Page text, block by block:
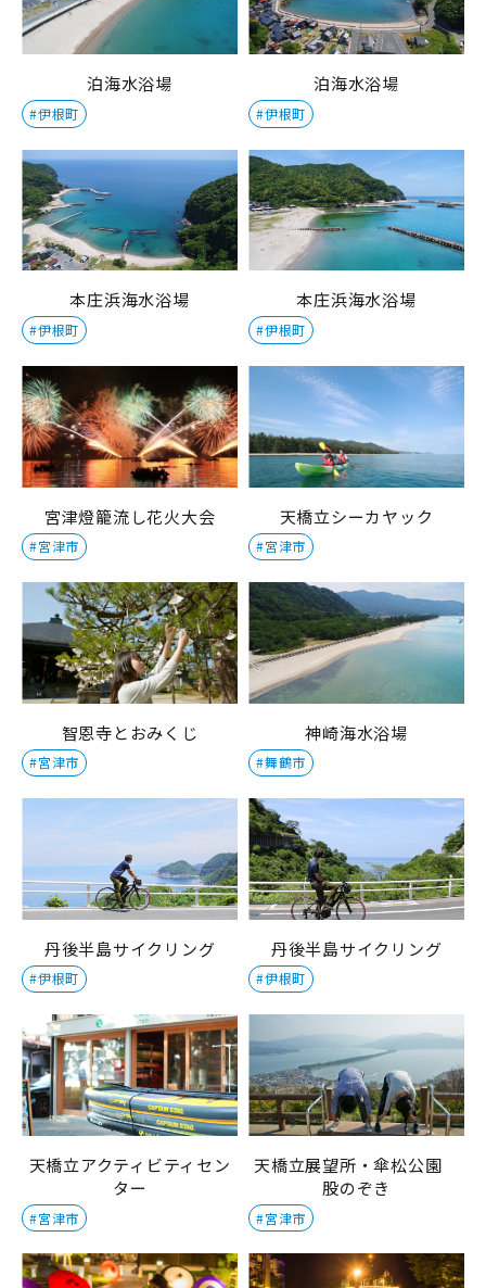
泊海水浴場
#伊根町
泊海水浴場
#伊根町
本庄浜海水浴場
#伊根町
本庄浜海水浴場
#伊根町
宮津燈籠流し花火大会
#宮津市
天橋立シーカヤック
#宮津市
智恩寺とおみくじ
#宮津市
神崎海水浴場
#舞鶴市
丹後半島サイクリング
#伊根町
丹後半島サイクリング
#伊根町
天橋立アクティビティセン
ター
#宮津市
天橋立展望所・傘松公園
股のぞき
#宮津市